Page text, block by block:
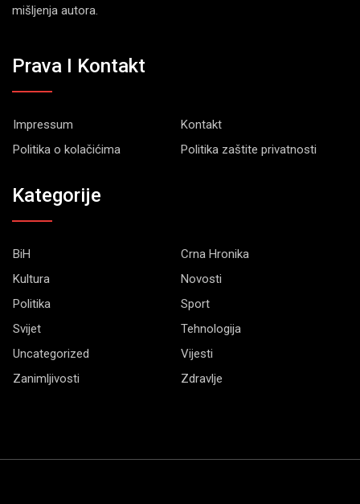
mišljenja autora.
Prava I Kontakt
Impressum
Kontakt
Politika o kolačićima
Politika zaštite privatnosti
Kategorije
BiH
Crna Hronika
Kultura
Novosti
Politika
Sport
Svijet
Tehnologija
Uncategorized
Vijesti
Zanimljivosti
Zdravlje